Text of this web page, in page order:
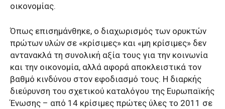
οικονομίας.
Όπως επισημάνθηκε, ο διαχωρισμός των ορυκτών
πρώτων υλών σε «κρίσιμες» και «μη κρίσιμες» δεν
αντανακλά τη συνολική αξία τους για την κοινωνία
και την οικονομία, αλλά αφορά αποκλειστικά τον
βαθμό κινδύνου στον εφοδιασμό τους. Η διαρκής
διεύρυνση του σχετικού καταλόγου της Ευρωπαϊκής
Ένωσης – από 14 κρίσιμες πρώτες ύλες το 2011 σε